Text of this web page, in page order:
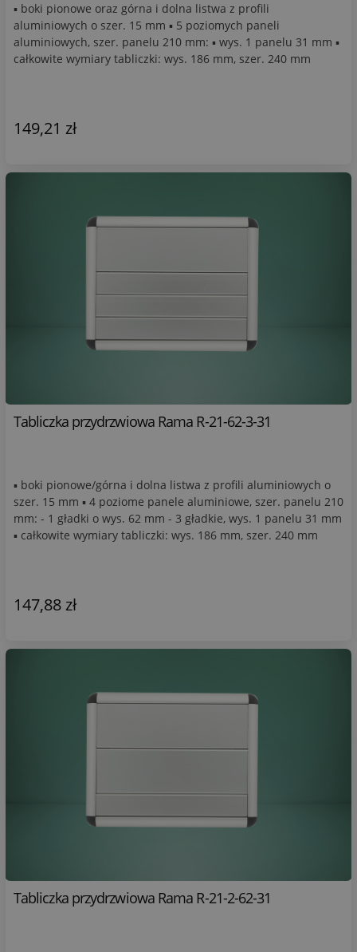
▪ boki pionowe oraz górna i dolna listwa z profili
aluminiowych o szer. 15 mm ▪ 5 poziomych paneli
aluminiowych, szer. panelu 210 mm: ▪ wys. 1 panelu 31 mm ▪
całkowite wymiary tabliczki: wys. 186 mm, szer. 240 mm
149,21 zł
Tabliczka przydrzwiowa Rama R-21-62-3-31
▪ boki pionowe/górna i dolna listwa z profili aluminiowych o
szer. 15 mm ▪ 4 poziome panele aluminiowe, szer. panelu 210
mm: - 1 gładki o wys. 62 mm - 3 gładkie, wys. 1 panelu 31 mm
▪ całkowite wymiary tabliczki: wys. 186 mm, szer. 240 mm
147,88 zł
Tabliczka przydrzwiowa Rama R-21-2-62-31